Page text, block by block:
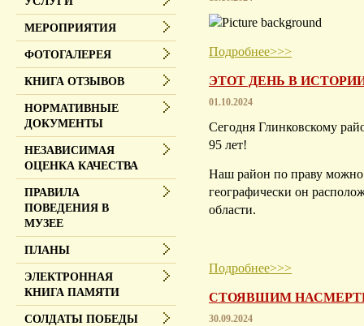
Подробнее>>>
ЭТОТ ДЕНЬ В
01.10.2024
Сегодня Глинковскому
95 лет!
Наш район по праву
географически он
области.
Подробнее>>>
СТОЯВШИМ
30.09.2024
МЕРОПРИЯТИЯ
ФОТОГАЛЕРЕЯ
КНИГА ОТЗЫВОВ
НОРМАТИВНЫЕ
ДОКУМЕНТЫ
НЕЗАВИСИМАЯ
ОЦЕНКА КАЧЕСТВА
ПРАВИЛА
ПОВЕДЕНИЯ В
МУЗЕЕ
ПЛАНЫ
ЭЛЕКТРОННАЯ
КНИГА ПАМЯТИ
СОЛДАТЫ ПОБЕДЫ